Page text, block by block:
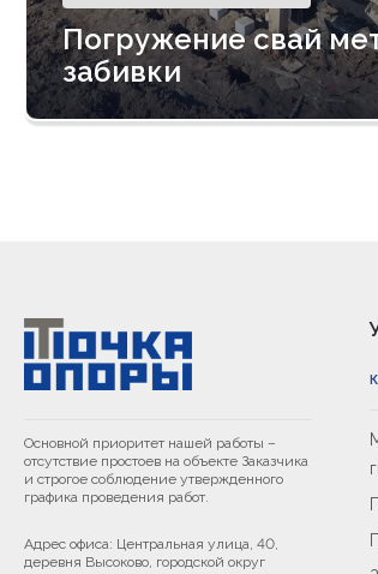
Погружение свай
забивки
Основной приоритет нашей работы –
отсутствие простоев на объекте Заказчика
и строгое соблюдение утвержденного
графика проведения работ.
Адрес офиса: Центральная улица, 40,
деревня Высоково, городской округ